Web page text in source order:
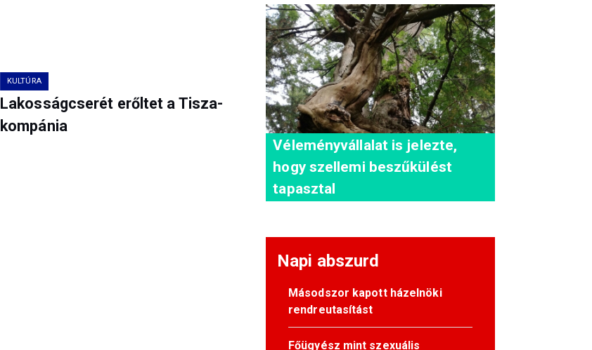
KULTÚRA
Lakosságcserét erőltet a Tisza-
kompánia
Véleményvállalat is jelezte,
hogy szellemi beszűkülést
tapasztal
Napi abszurd
Másodszor kapott házelnöki
rendreutasítást
Főügyész mint szexuális